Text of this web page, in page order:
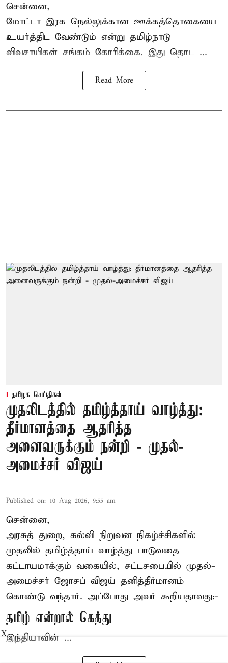
சென்னை,
மோட்டா இரக நெல்லுக்கான ஊக்கத்தொகையை
உயர்த்திட வேண்டும் என்று தமிழ்நாடு
விவசாயிகள் சங்கம் கோரிக்கை. இது தொட ...
Read More
தமிழக செய்திகள்
முதலிடத்தில் தமிழ்த்தாய் வாழ்த்து:
தீர்மானத்தை ஆதரித்த
அனைவருக்கும் நன்றி - முதல்-
அமைச்சர் விஜய்
Published on: 10 Aug 2026, 9:55 am
சென்னை,
அரசுத் துறை, கல்வி நிறுவன நிகழ்ச்சிகளில்
முதலில் தமிழ்த்தாய் வாழ்த்து பாடுவதை
கட்டாயமாக்கும் வகையில், சட்டசபையில் முதல்-
அமைச்சர் ஜோசப் விஜய் தனித்தீர்மானம்
கொண்டு வந்தார். அப்போது அவர் கூறியதாவது:-
தமிழ் என்றால் கெத்து
இந்தியாவின் ...
X